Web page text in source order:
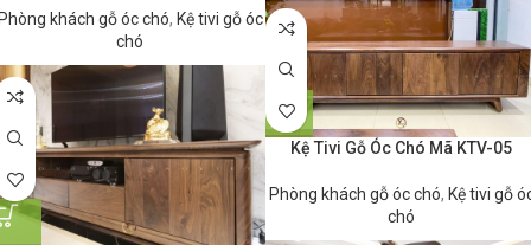
khách gỗ óc chó, Kệ tivi gỗ óc
chó
Kệ Tivi Gỗ Óc Chó Mã KTV-05
Phòng khách gỗ óc chó, Kệ tivi gỗ
chó